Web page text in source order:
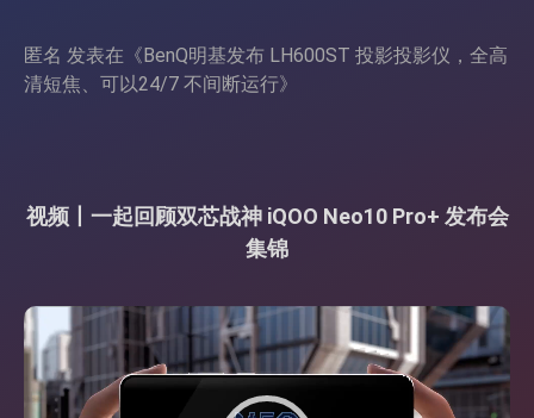
匿名 发表在《 BenQ明基发布 LH600ST 投影投影仪，全高
清短焦、可以24/7 不间断运行》
视频丨一起回顾双芯战神 iQOO Neo10 Pro+ 发布会
集锦
视
频
播
放